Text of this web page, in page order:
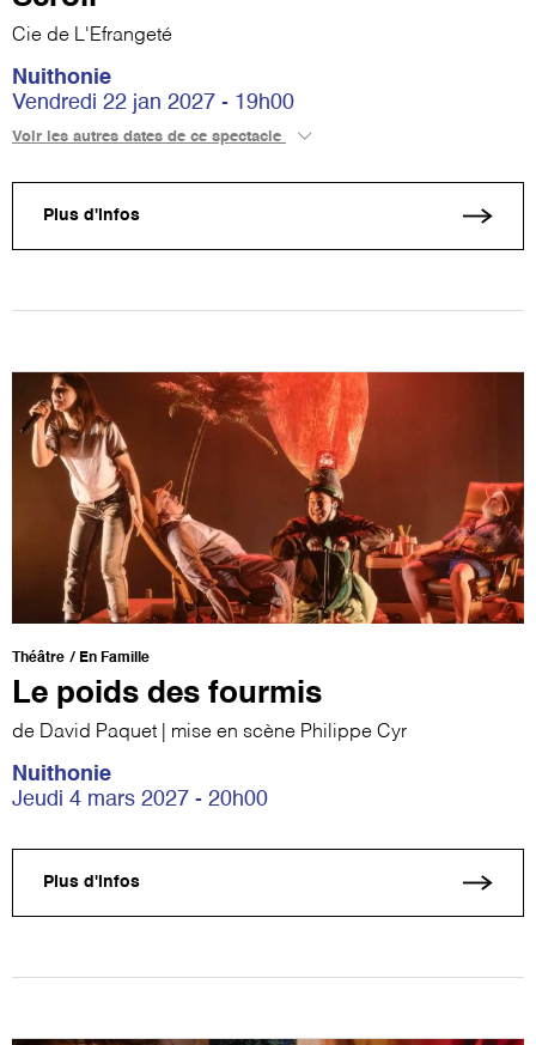
Cie de L'Efrangeté
Nuithonie
Vendredi 22 jan 2027 - 19h00
Voir les autres dates de ce spectacle
Plus d'infos
Théâtre En Famille
Le poids des fourmis
de David Paquet | mise en scène Philippe Cyr
Nuithonie
Jeudi 4 mars 2027 - 20h00
Plus d'infos